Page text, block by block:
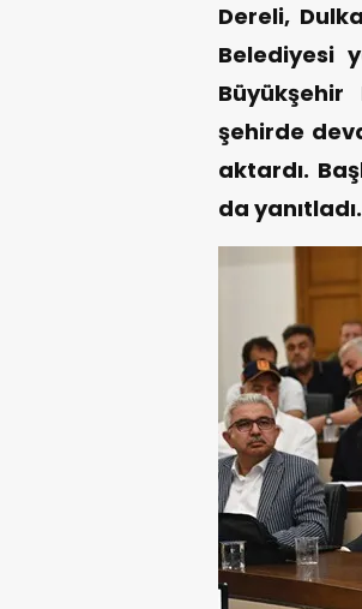
Dereli,
Belediyesi
şehirde
aktardı.
da yanıtladı.